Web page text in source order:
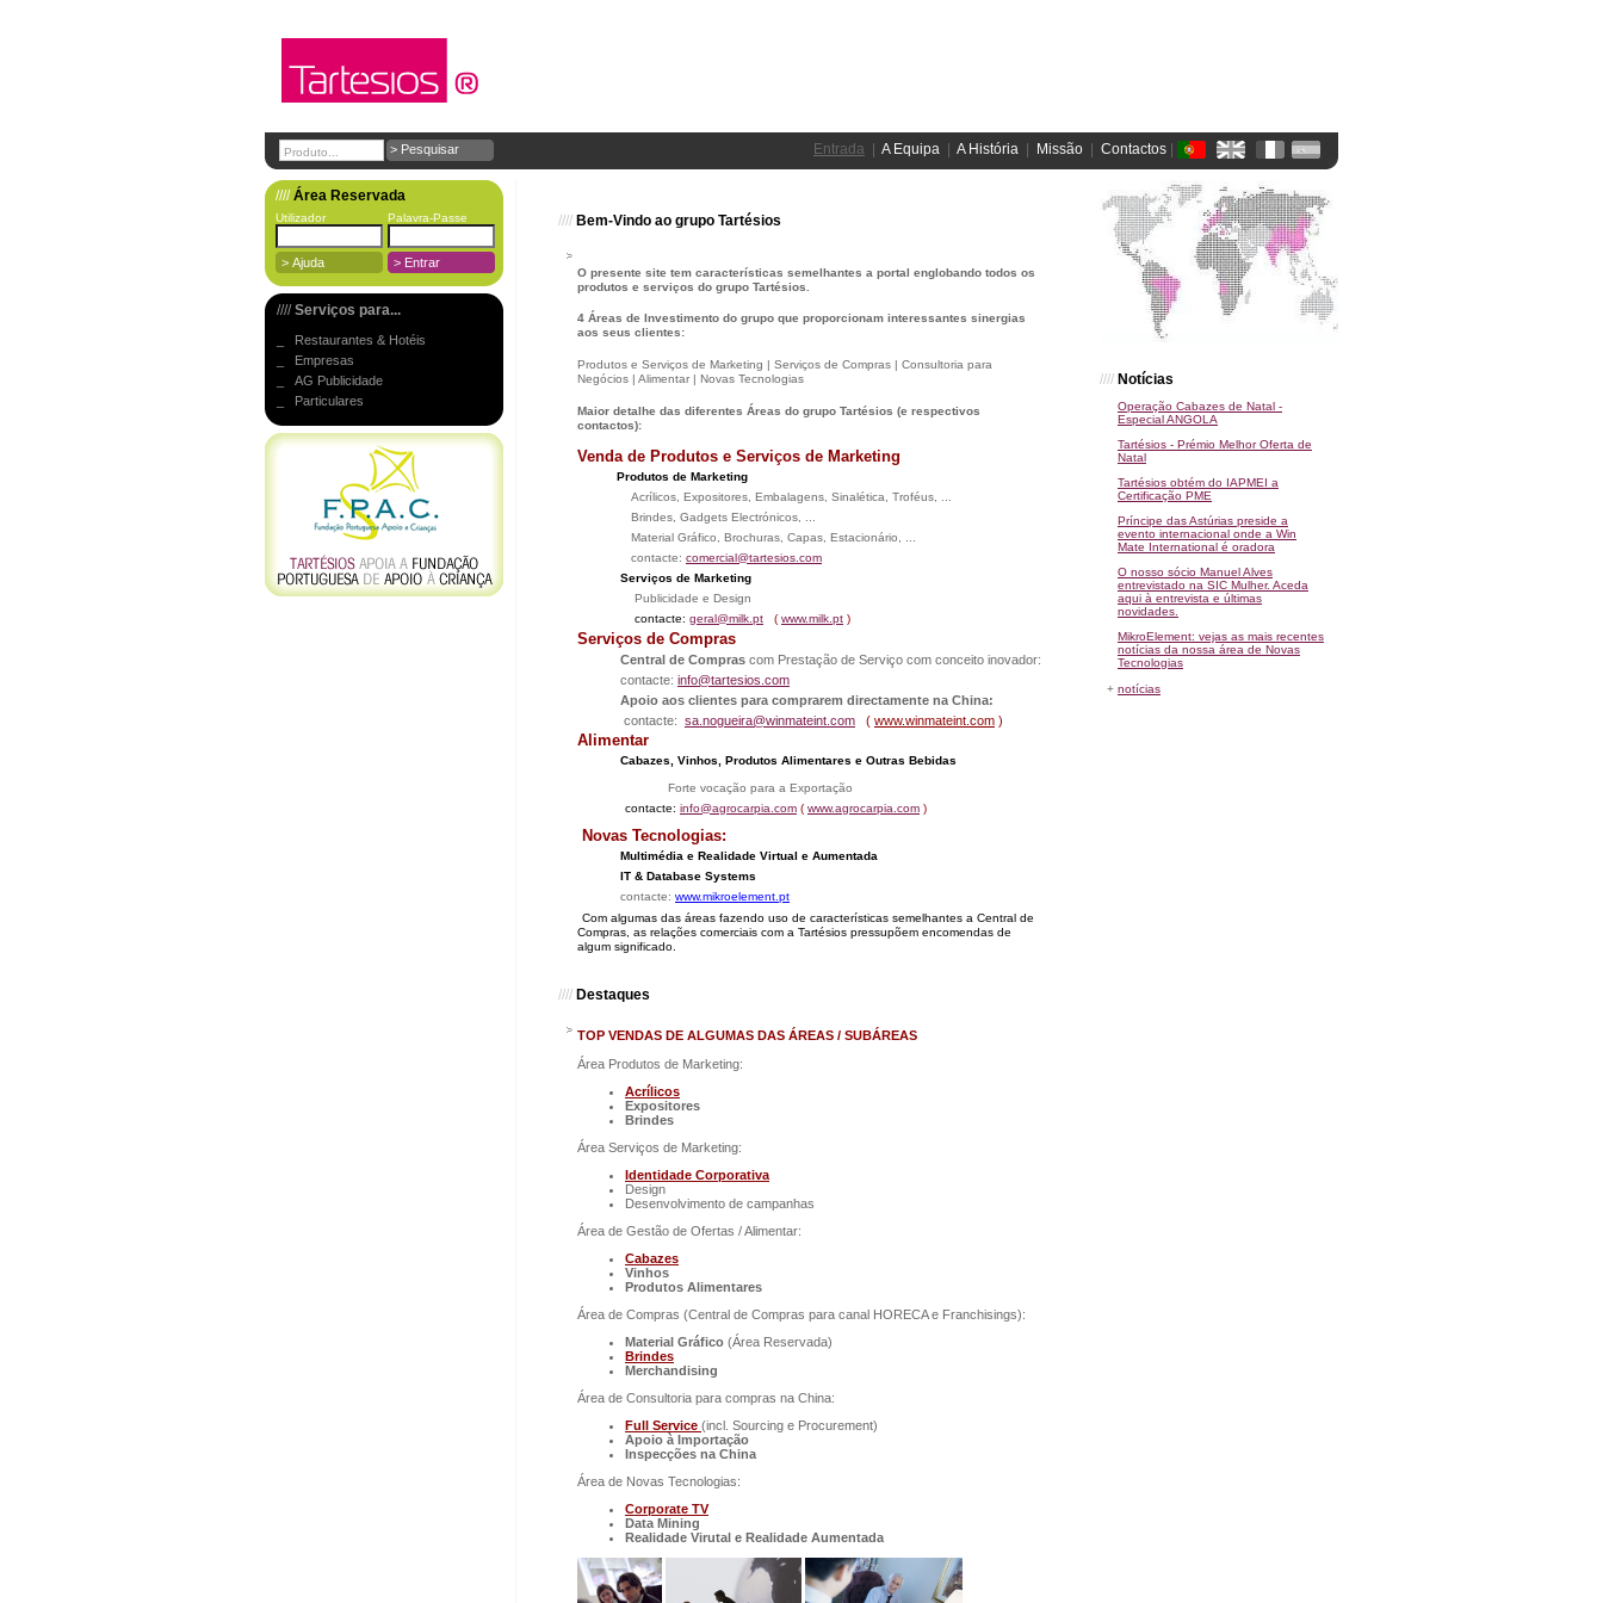
Entrada A Equipa A História Missão Contactos
////Área Reservada
Utilizador Palavra-Passe
////Serviços para...
_ Restaurantes & Hotéis
_ Empresas
_ AG Publicidade
_ Particulares
//// Bem-Vindo ao grupo Tartésios
O presente site tem características semelhantes a portal englobando todos os
produtos e serviços do grupo Tartésios.
4 Áreas de Investimento do grupo que proporcionam interessantes sinergias
aos seus clientes:
Produtos e Serviços de Marketing | Serviços de Compras | Consultoria para
Negócios | Alimentar | Novas Tecnologias
Maior detalhe das diferentes Áreas do grupo Tartésios (e respectivos
contactos):
Venda de Produtos e Serviços de Marketing
Produtos de Marketing
Acrílicos, Expositores, Embalagens, Sinalética, Troféus, ...
Brindes, Gadgets Electrónicos, ...
Material Gráfico, Brochuras, Capas, Estacionário, ...
contacte: comercial@tartesios.com
Serviços de Marketing
Publicidade e Design
contacte: geral@milk.pt ( www.milk.pt )
Serviços de Compras
Central de Compras com Prestação de Serviço com conceito inovador:
contacte: info@tartesios.com
Apoio aos clientes para comprarem directamente na China:
contacte: sa.nogueira@winmateint.com ( www.winmateint.com )
Alimentar
Cabazes, Vinhos, Produtos Alimentares e Outras Bebidas
Forte vocação para a Exportação
contacte: info@agrocarpia.com ( www.agrocarpia.com )
Novas Tecnologias:
Multimédia e Realidade Virtual e Aumentada
IT & Database Systems
contacte: www.mikroelement.pt
Com algumas das áreas fazendo uso de características semelhantes a Central de
Compras, as relações comerciais com a Tartésios pressupõem encomendas de
algum significado.
//// Destaques
TOP VENDAS DE ALGUMAS DAS ÁREAS / SUBÁREAS
Área Produtos de Marketing:
Acrílicos
Expositores
Brindes
Área Serviços de Marketing:
Identidade Corporativa
Design
Desenvolvimento de campanhas
Área de Gestão de Ofertas / Alimentar:
Cabazes
Vinhos
Produtos Alimentares
Área de Compras (Central de Compras para canal HORECA e Franchisings):
Material Gráfico (Área Reservada)
Brindes
Merchandising
Área de Consultoria para compras na China:
Full Service (incl. Sourcing e Procurement)
Apoio à Importação
Inspecções na China
Área de Novas Tecnologias:
Corporate TV
Data Mining
Realidade Virutal e Realidade Aumentada
//// Notícias
Operação Cabazes de Natal -
Especial ANGOLA
Tartésios - Prémio Melhor Oferta de
Natal
Tartésios obtém do IAPMEI a
Certificação PME
Príncipe das Astúrias preside a
evento internacional onde a Win
Mate International é oradora
O nosso sócio Manuel Alves
entrevistado na SIC Mulher. Aceda
aqui à entrevista e últimas
novidades.
MikroElement: vejas as mais recentes
notícias da nossa área de Novas
Tecnologias
+ notícias